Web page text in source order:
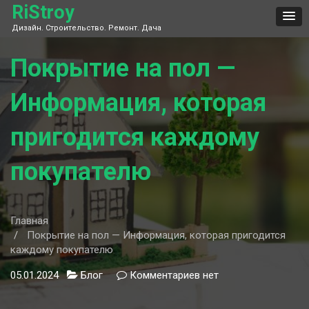
Skip
content
RiStroy
Дизайн. Строительство. Ремонт. Дача
Покрытие на пол —
Информация, которая
пригодится каждому
покупателю
Главная
Покрытие на пол — Информация, которая пригодится
каждому покупателю
05.01.2024 Блог Комментариев кнет